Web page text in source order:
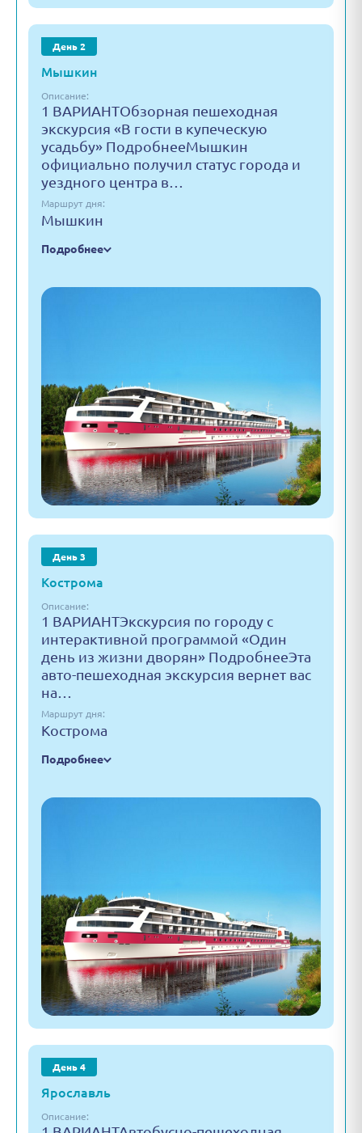
День 2
Мышкин
Описание:
1 ВАРИАНТОбзорная пешеходная
экскурсия «В гости в купеческую
усадьбу» ПодробнееМышкин
официально получил статус города и
уездного центра в…
Маршрут дня:
Мышкин
Подробнее
День 3
Кострома
Описание:
1 ВАРИАНТЭкскурсия по городу с
интерактивной программой «Один
день из жизни дворян» ПодробнееЭта
авто-пешеходная экскурсия вернет вас
на…
Маршрут дня:
Кострома
Подробнее
День 4
Ярославль
Описание: